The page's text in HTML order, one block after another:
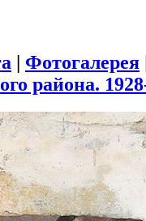
| Фотогалерея
района.